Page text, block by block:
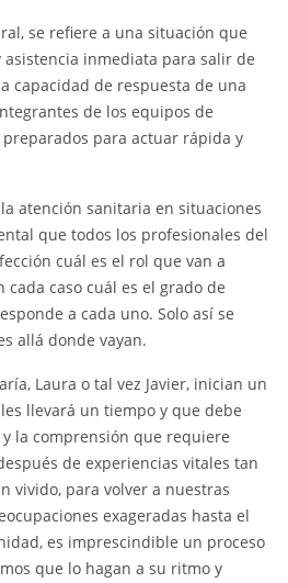
se refiere a una situación que
inmediata para salir de
capacidad de respuesta de una
de los equipos de
para actuar rápida y
atención sanitaria en situaciones
que todos los profesionales del
cuál es el rol que van a
caso cuál es el grado de
a cada uno. Solo así se
allá donde vayan.
Laura o tal vez Javier, inician un
llevará un tiempo y que debe
la comprensión que requiere
de experiencias vitales tan
vivido, para volver a nuestras
exageradas hasta el
es imprescindible un proceso
que lo hagan a su ritmo y